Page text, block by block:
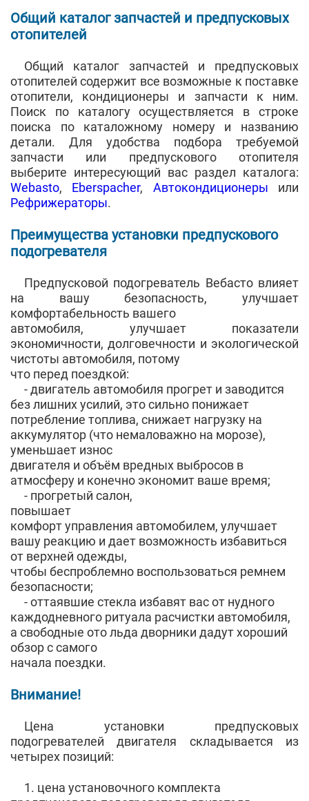
Общий каталог запчастей и предпусковых
отопителей
Общий каталог запчастей и предпусковых
отопителей содержит все возможные к поставке
отопители, кондиционеры и запчасти к ним.
Поиск по каталогу осуществляется в строке
поиска по каталожному номеру и названию
детали. Для удобства подбора требуемой
запчасти или предпускового отопителя
выберите интересующий вас раздел каталога:
Webasto, Eberspacher, Автокондиционеры или
Рефрижераторы.
Преимущества установки предпускового
подогревателя
Предпусковой подогреватель Вебасто влияет
на вашу безопасность, улучшает
комфортабельность вашего
автомобиля, улучшает показатели
экономичности, долговечности и экологической
чистоты автомобиля, потому
что перед поездкой:
- двигатель автомобиля прогрет и заводится
без лишних усилий, это сильно понижает
потребление топлива, снижает нагрузку на
аккумулятор (что немаловажно на морозе),
уменьшает износ
двигателя и объём вредных выбросов в
атмосферу и конечно экономит ваше время;
- прогретый салон,
повышает
комфорт управления автомобилем, улучшает
вашу реакцию и дает возможность избавиться
от верхней одежды,
чтобы беспроблемно воспользоваться ремнем
безопасности;
- оттаявшие стекла избавят вас от нудного
каждодневного ритуала расчистки автомобиля,
а свободные ото льда дворники дадут хороший
обзор с самого
начала поездки.
Внимание!
Цена установки предпусковых
подогревателей двигателя складывается из
четырех позиций:
1. цена установочного комплекта